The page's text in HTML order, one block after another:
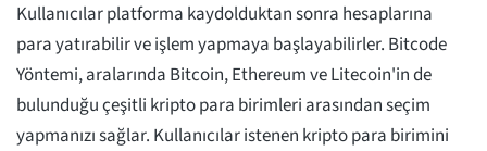
Kullanıcılar platforma kaydolduktan sonra hesaplarına
para yatırabilir ve işlem yapmaya başlayabilirler. Bitcode
Yöntemi, aralarında Bitcoin, Ethereum ve Litecoin'in de
bulunduğu çeşitli kripto para birimleri arasından seçim
yapmanızı sağlar. Kullanıcılar istenen kripto para birimini